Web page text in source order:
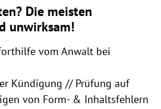
Die meisten
unwirksam!
vom Anwalt bei
Kündigung // Prüfung auf
von Form- & Inhaltsfehlern